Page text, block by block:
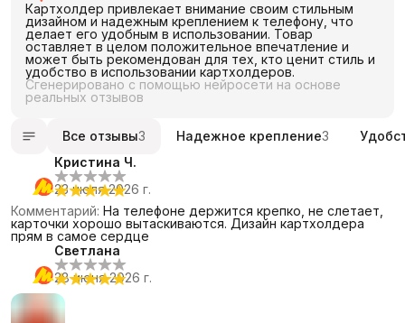
Картхолдер привлекает внимание своим стильным
дизайном и надежным креплением к телефону, что
делает его удобным в использовании. Товар
оставляет в целом положительное впечатление и
может быть рекомендован для тех, кто ценит стиль и
удобство в использовании картхолдеров.
Сгенерировано с помощью нейросети на основе
реальных отзывов
Все отзывы3 Надежное крепление3
Кристина Ч.
23 июля 2026 г.
Комментарий: На телефоне держится крепко, не слетает,
карточки хорошо вытаскиваются. Дизайн картхолдера
прям в самое сердце
Светлана
28 июня 2026 г.